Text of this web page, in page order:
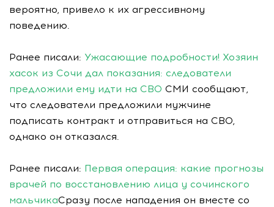
вероятно, привело к их агрессивному
поведению.
Ранее писали: Ужасающие подробности! Хозяин
хасок из Сочи дал показания: следователи
предложили ему идти на СВО СМИ сообщают,
что следователи предложили мужчине
подписать контракт и отправиться на СВО,
однако он отказался.
Ранее писали: Первая операция: какие прогнозы
врачей по восстановлению лица у сочинского
мальчикаСразу после нападения он вместе со